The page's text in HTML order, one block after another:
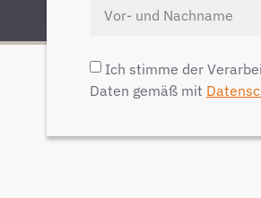
Ich stimme der
Daten gemäß mit